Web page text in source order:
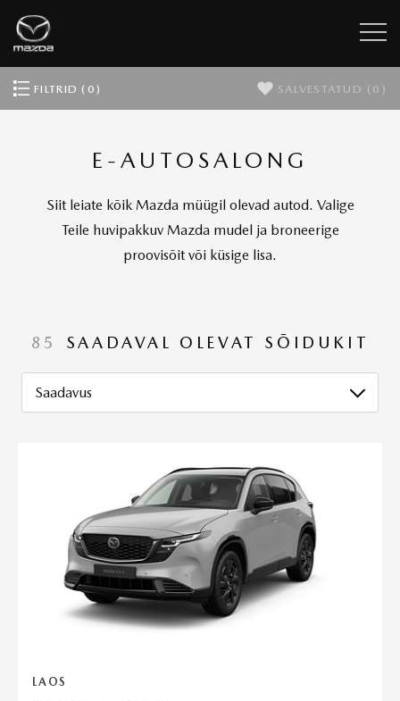
FILTRID (0) SALVESTATUD (0)
E-AUTOSALONG
Siit leiate kõik Mazda müügil olevad autod. Valige
Teile huvipakkuv Mazda mudel ja broneerige
proovisõit või küsige lisa.
85 SAADAVAL OLEVAT SÕIDUKIT
Saadavus
LAOS